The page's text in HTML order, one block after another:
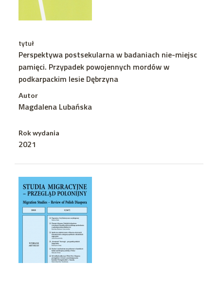
tytuł
Perspektywa postsekularna w badaniach nie-miejsc
pamięci. Przypadek powojennych mordów w
podkarpackim lesie Dębrzyna
Autor
Magdalena Lubańska
Rok wydania
2021